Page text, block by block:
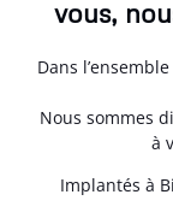
vous,
Dans
Nous sommes
à
Implantés à